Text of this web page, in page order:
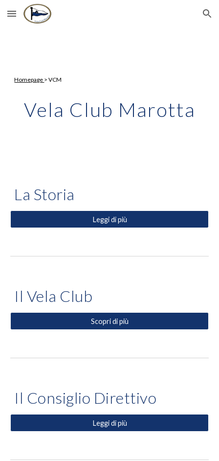
Skip to main content Skip to navigation
Homepage > VCM
Vela Club Marotta
La Storia
Leggi di più
Il Vela Club
Scopri di più
Il Consiglio Direttivo
Leggi di più